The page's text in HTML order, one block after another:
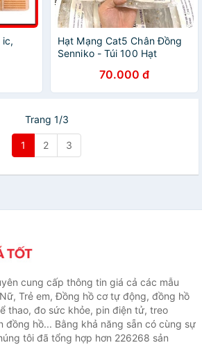
ic,
Hạt Mạng Cat5 Chân Đồng
Senniko - Túi 100 Hạt
70.000 đ
Trang 1/3
1 2 3
cung cấp thông tin giá cả các mẫu
Trẻ em, Đồng hồ cơ tự động, đồng hồ
thao, đo sức khỏe, pin điện tử, treo
đồng hồ... Bằng khả năng sẵn có cùng sự
tôi đã tổng hợp hơn 226268 sản